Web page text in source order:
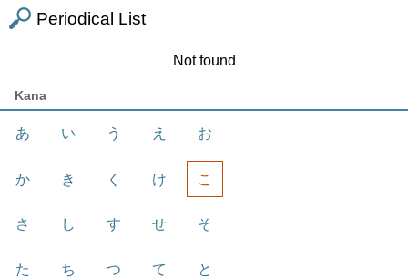
Periodical List
Not found
Kana
あ い う え お
か き く け こ
さ し す せ そ
た ち つ て と